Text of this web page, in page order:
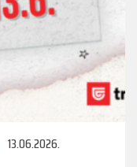
13.06.2026.